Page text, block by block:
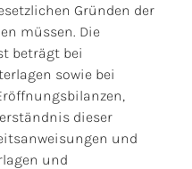
Gründen der
müssen. Die
beträgt bei
sowie bei
dieser
und
und